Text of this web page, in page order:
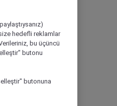
hedefli reklamlar
bu üçüncü
butonu
butonuna